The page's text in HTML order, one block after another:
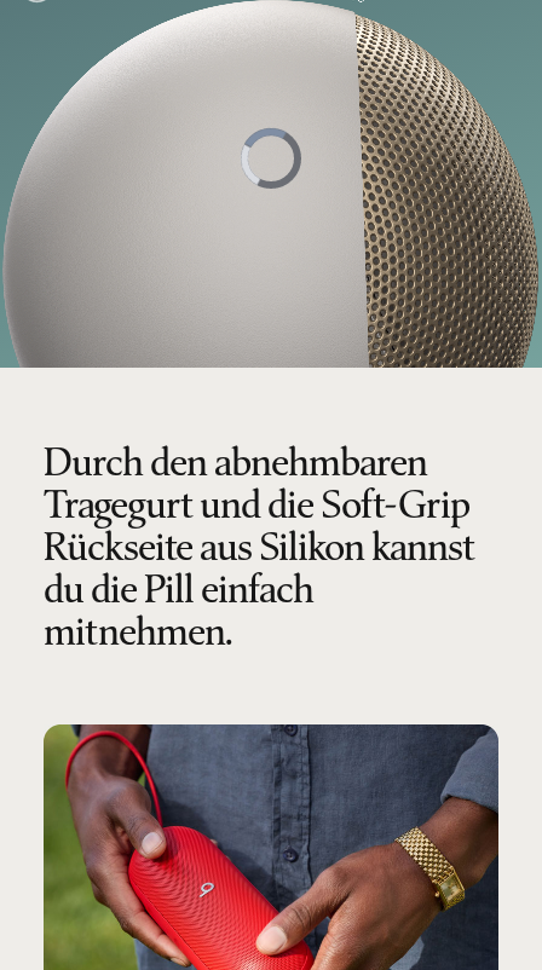
Durch den abnehmbaren
Tragegurt und die Soft-Grip
Rückseite aus Silikon kannst
du die Pill einfach
mitnehmen.